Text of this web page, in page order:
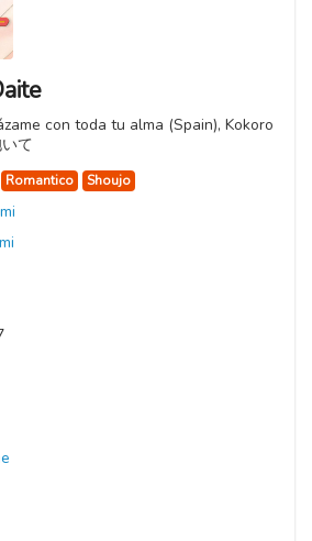
con toda tu alma (Spain), Kokoro
て
Romantico Shoujo